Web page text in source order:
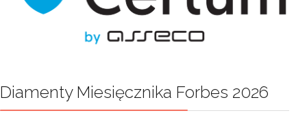
Diamenty Miesięcznika Forbes 2026